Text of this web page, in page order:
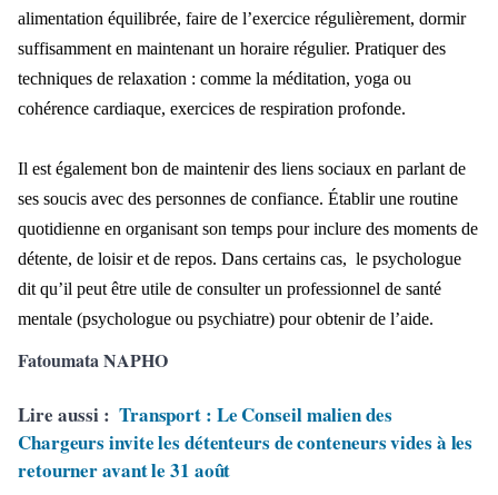
alimentation équilibrée, faire de l’exercice régulièrement, dormir
suffisamment en maintenant un horaire régulier. Pratiquer des
techniques de relaxation : comme la méditation, yoga ou
cohérence cardiaque, exercices de respiration profonde.
Il est également bon de maintenir des liens sociaux en parlant de
ses soucis avec des personnes de confiance. Établir une routine
quotidienne en organisant son temps pour inclure des moments de
détente, de loisir et de repos. Dans certains cas, le psychologue
dit qu’il peut être utile de consulter un professionnel de santé
mentale (psychologue ou psychiatre) pour obtenir de l’aide.
Fatoumata NAPHO
Lire aussi : Transport : Le Conseil malien des
Chargeurs invite les détenteurs de conteneurs vides à les
retourner avant le 31 août